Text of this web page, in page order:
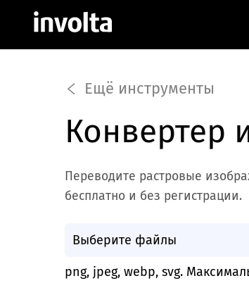
Ещё инструменты
Конвертер
Переводите растровые
бесплатно и без регистрации.
Выберите файлы
png, jpeg, webp, svg.